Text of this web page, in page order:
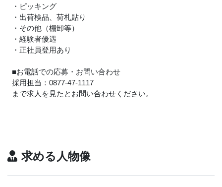
・ピッキング
・出荷検品、荷札貼り
・その他（棚卸等）
・経験者優遇
・正社員登用あり
■お電話での応募・お問い合わせ
採用担当：0877-47-1117
まで求人を見たとお問い合わせください。
求める人物像